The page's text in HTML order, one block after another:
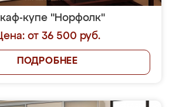
купе "Норфолк"
от 36 500 руб.
ПОДРОБНЕЕ